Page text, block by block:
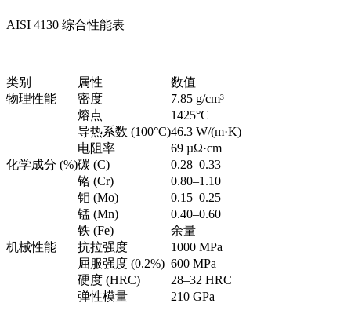
AISI 4130 综合性能表
类别 属性
数值
物理性能
密度
7.85 g/cm³
熔点
1425°C
导热系数 (100°C)46.3 W/(m·K)
电阻率
69 µΩ·cm
化学成分 (%)碳 (C)
0.28–0.33
铬 (Cr)
0.80–1.10
钼 (Mo)
0.15–0.25
锰 (Mn)
0.40–0.60
铁 (Fe)
余量
机械性能
抗拉强度
1000 MPa
屈服强度 (0.2%) 600 MPa
硬度 (HRC)
28–32 HRC
弹性模量
210 GPa